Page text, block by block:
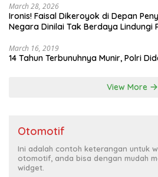
March 28, 2026
Ironis! Faisal Dikeroyok di Depan
Negara Dinilai Tak Berdaya Lindungi
March 16, 2019
14 Tahun Terbunuhnya Munir, Polri
View More
Otomotif
Ini adalah contoh keterangan untuk
otomotif, anda bisa dengan mudah
widget.